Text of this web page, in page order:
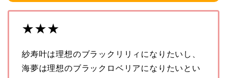
★★★
紗寿叶は理想のブラックリリィになりたいし、
海夢は理想のブラックロベリアになりたいとい